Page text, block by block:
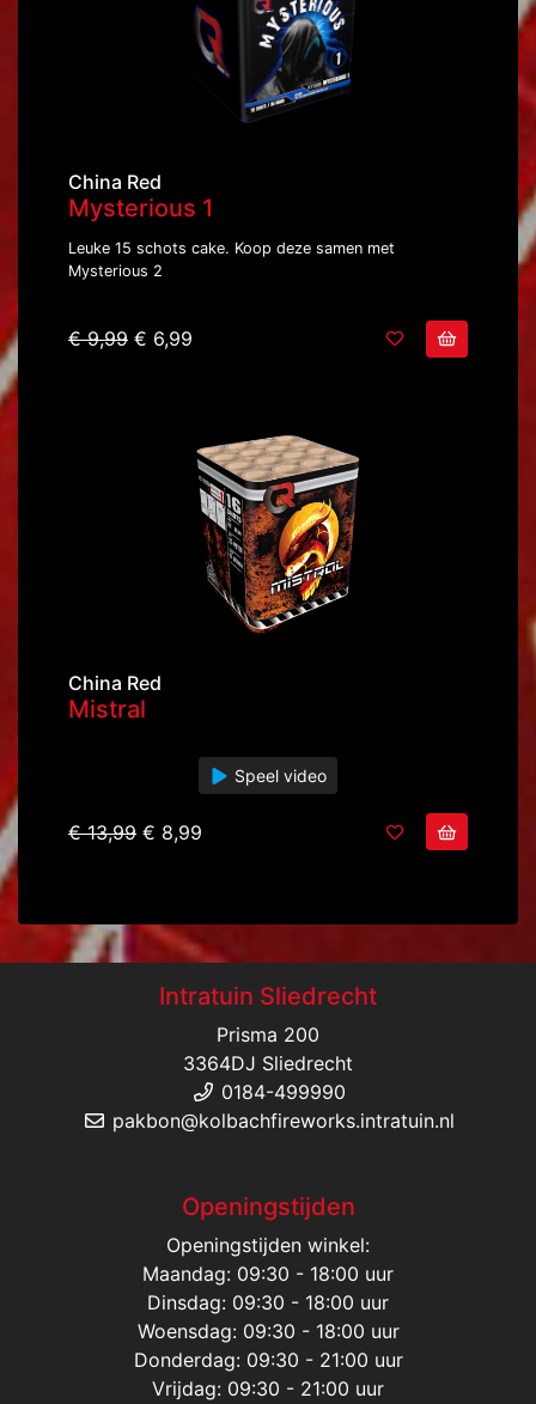
China Red
Mysterious 1
Leuke 15 schots cake. Koop deze samen met
Mysterious 2
€ 9,99 € 6,99
China Red
Mistral
Speel video
€ 13,99 € 8,99
Intratuin Sliedrecht
Prisma 200
3364DJ Sliedrecht
0184-499990
pakbon@kolbachfireworks.intratuin.nl
Openingstijden
Openingstijden winkel:
Maandag: 09:30 - 18:00 uur
Dinsdag: 09:30 - 18:00 uur
Woensdag: 09:30 - 18:00 uur
Donderdag: 09:30 - 21:00 uur
Vrijdag: 09:30 - 21:00 uur